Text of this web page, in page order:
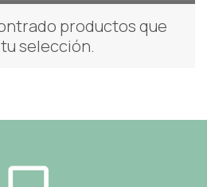
productos que
selección.